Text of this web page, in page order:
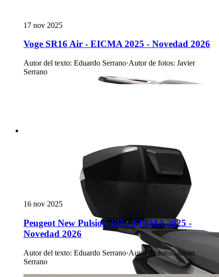
17 nov 2025
Voge SR16 Air - EICMA 2025 - Novedad 2026
Autor del texto: Eduardo Serrano·Autor de fotos: Javier
Serrano
16 nov 2025
Peugeot New Pulsion 125 - EICMA 2025 -
Novedad 2026
Autor del texto: Eduardo Serrano·Autor de fotos: Javier
Serrano